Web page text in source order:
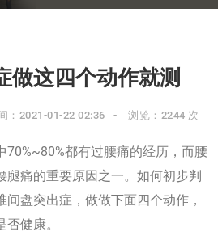
做这四个动作就测
：2021-01-22 02:36 浏览：2244 次
都有过腰痛的经历，而腰
腿痛的重要原因之一。如何初步判
盘突出症，做做下面四个动作，
健康。